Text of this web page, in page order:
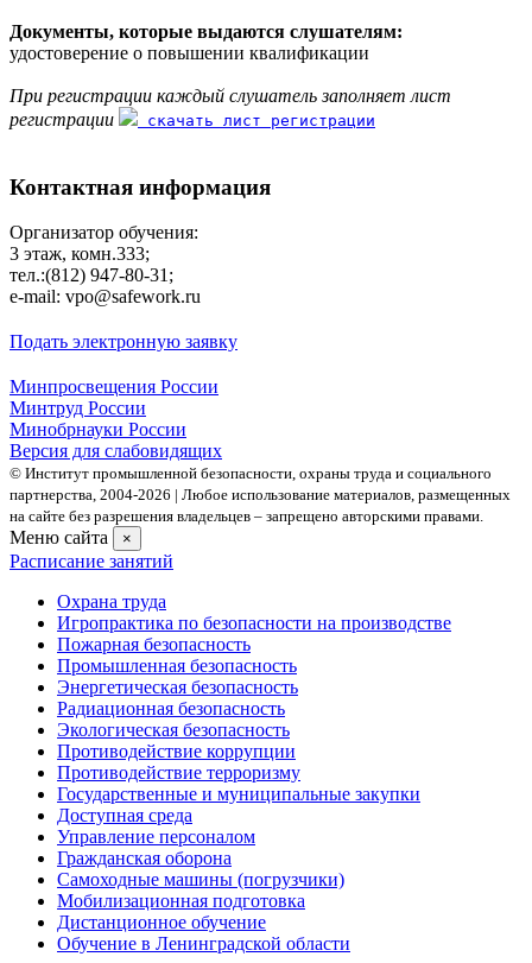
Документы, которые выдаются слушателям:
удостоверение о повышении квалификации
При регистрации каждый слушатель заполняет лист
регистрации
скачать лист регистрации
Контактная информация
Организатор обучения:
3 этаж, комн.333;
тел.:(812) 947-80-31;
e-mail: vpo@safework.ru
Подать электронную заявку
Минпросвещения России
Минтруд России
Минобрнауки России
Версия для слабовидящих
© Институт промышленной безопасности, охраны труда и социального
партнерства, 2004- 2026 | Любое использование материалов, размещенных
на сайте без разрешения владельцев – запрещено авторскими правами.
Меню сайта ×
Расписание занятий
Охрана труда
Игропрактика по безопасности на производстве
Пожарная безопасность
Промышленная безопасность
Энергетическая безопасность
Радиационная безопасность
Экологическая безопасность
Противодействие коррупции
Противодействие терроризму
Государственные и муниципальные закупки
Доступная среда
Управление персоналом
Гражданская оборона
Самоходные машины (погрузчики)
Мобилизационная подготовка
Дистанционное обучение
Обучение в Ленинградской области